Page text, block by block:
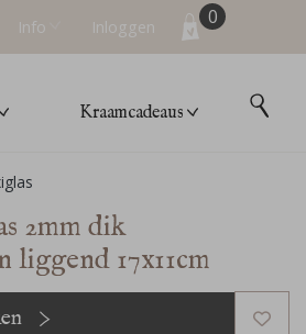
Info Inloggen 0
Kraamcadeaus
2mm dik
liggend 17x11cm